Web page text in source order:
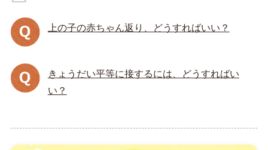
上の子の赤ちゃん返り、どうすればいい？
きょうだい平等に接するには、どうすればい
い？